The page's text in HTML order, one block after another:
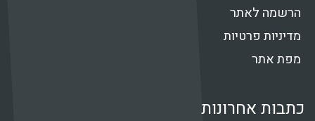
הרשמה לאתר
מדיניות פרטיות
מפת אתר
כתבות אחרונות